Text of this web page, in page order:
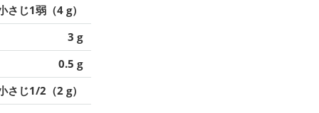
さじ1弱（4 g）
3 g
0.5 g
さじ1/2（2 g）